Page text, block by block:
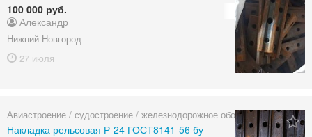
100 000 руб.
Александр
Нижний Новгород
27 июля
Авиастроение / судостроение / железнодорожное оборудование
Накладка рельсовая Р-24 ГОСТ8141-56 бу